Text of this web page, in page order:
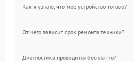
Как я узнаю, что мое устройство готово?
От чего зависит срок ремонта техники?
Диагностика проводится бесплатно?